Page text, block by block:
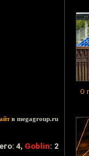
О
в megagroup.ru
4, Goblin: 2